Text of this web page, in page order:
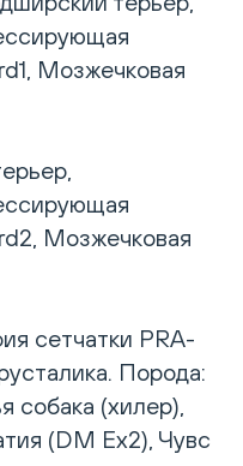
Мозжечковая
Мозжечковая
сетчатки PRA-
Порода:
собака (хилер),
(DM Eх2), Чувс